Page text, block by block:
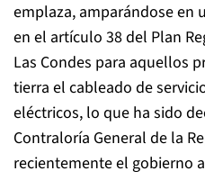
emplaza, amparándose en
en el artículo 38 del Plan
Las Condes para aquellos
tierra el cableado de
eléctricos, lo que ha sido
Contraloría General de la
recientemente el gobierno